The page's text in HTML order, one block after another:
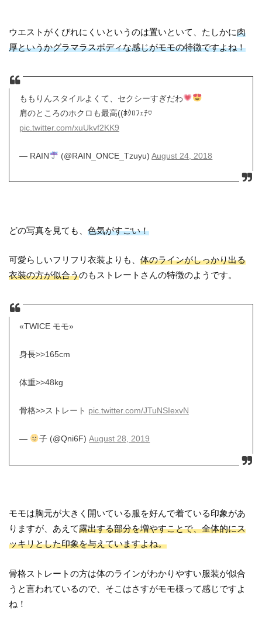
ウエストがくびれにくいというのは置いといて、たしかに肉
厚というかグラマラスボディな感じがモモの特徴ですよね！
ももりんスタイルよくて、セクシーすぎだわ
肩のところのホクロも最高((ﾎｸﾛﾌｪﾁ♡
pic.twitter.com/xuUkvf2KK9
— RAIN (@RAIN_ONCE_Tzuyu)August 24, 2018
どの写真を見ても、色気がすごい！
可愛らしいフリフリ衣装よりも、体のラインがしっかり出る
衣装の方が似合うのもストレートさんの特徴のようです。
«TWICE モモ»
身長>>165cm
体重>>48kg
骨格>>ストレート pic.twitter.com/JTuNSIexvN
— 子 (@Qni6F)August 28, 2019
モモは胸元が大きく開いている服を好んで着ている印象があ
りますが、あえて露出する部分を増やすことで、全体的にス
ッキリとした印象を与えていますよね。
骨格ストレートの方は体のラインがわかりやすい服装が似合
うと言われているので、そこはさすがモモ様って感じですよ
ね！